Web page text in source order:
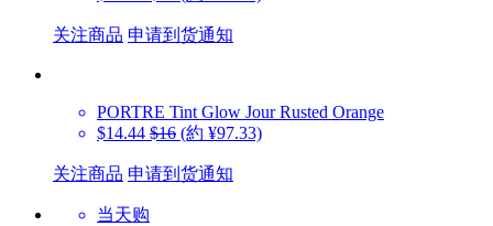
关注商品 申请到货通知
PORTRE Tint Glow Jour Rusted Orange
$14.44 $16 (約 ¥97.33)
关注商品 申请到货通知
当天购